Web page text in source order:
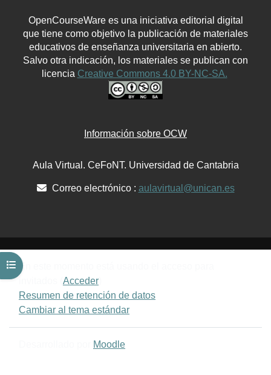
Abrir índice del curso
OpenCourseWare es una iniciativa editorial digital
que tiene como objetivo la publicación de materiales
educativos de enseñanza universitaria en abierto.
Salvo otra indicación, los materiales se publican con
licencia Creative Commons 4.0 BY-NC-SA.
Información sobre OCW
Aula Virtual. CeFoNT. Universidad de Cantabria
Correo electrónico : aulavirtual@unican.es
En este momento está usando el acceso para
Acceder
Resumen de retención de datos
Cambiar al tema estándar
Moodle